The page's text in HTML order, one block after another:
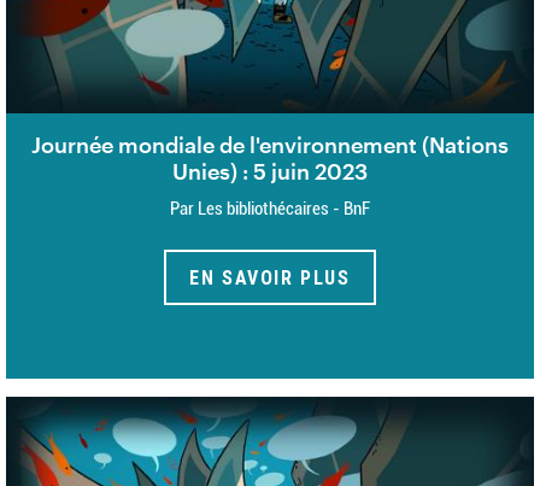
Journée mondiale de l'environnement (Nations
Unies) : 5 juin 2023
Par Les bibliothécaires - BnF
EN SAVOIR PLUS